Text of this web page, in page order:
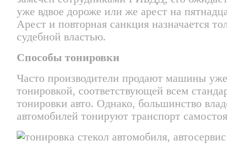
уже вдвое дороже или же арест на
Арест и повторная санкция назначается
судебной властью.
Способы тонировки
Часто производители продают машины уже
тонировкой, соответствующей всем
тонировки авто. Однако, большинство
автомобилей тонируют транспорт